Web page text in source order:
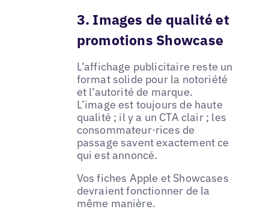
3. Images de qualité et
promotions Showcase
L’affichage publicitaire reste un
format solide pour la notoriété
et l’autorité de marque.
L’image est toujours de haute
qualité ; il y a un CTA clair ; les
consommateur·rices de
passage savent exactement ce
qui est annoncé.
Vos fiches Apple et Showcases
devraient fonctionner de la
même manière.